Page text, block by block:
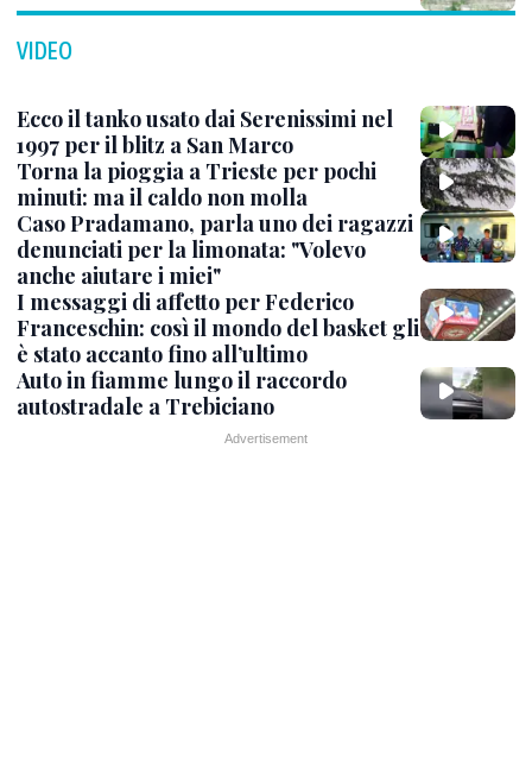
VIDEO
Ecco il tanko usato dai Serenissimi nel
1997 per il blitz a San Marco
Torna la pioggia a Trieste per pochi
minuti: ma il caldo non molla
Caso Pradamano, parla uno dei ragazzi
denunciati per la limonata: "Volevo
anche aiutare i miei"
I messaggi di affetto per Federico
Franceschin: così il mondo del basket gli
è stato accanto fino all’ultimo
Auto in fiamme lungo il raccordo
autostradale a Trebiciano